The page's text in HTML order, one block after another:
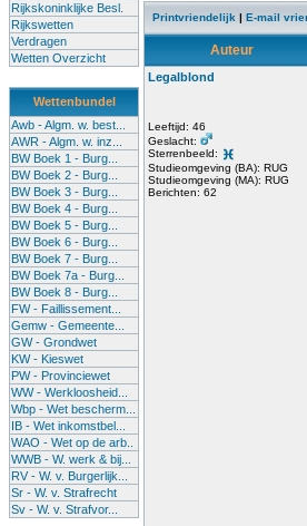
Rijkskoninklijke Besl.
Rijkswetten
Verdragen
Wetten Overzicht
Wettenbundel
Awb - Algm. w. best...
AWR - Algm. w. inz...
BW Boek 1 - Burg...
BW Boek 2 - Burg...
BW Boek 3 - Burg...
BW Boek 4 - Burg...
BW Boek 5 - Burg...
BW Boek 6 - Burg...
BW Boek 7 - Burg...
BW Boek 7a - Burg...
BW Boek 8 - Burg...
FW - Faillissement...
Gemw - Gemeente...
GW - Grondwet
KW - Kieswet
PW - Provinciewet
WW - Werkloosheid...
Wbp - Wet bescherm...
IB - Wet inkomstbel...
WAO - Wet op de arb..
WWB - W. werk & bij...
RV - W. v. Burgerlijk...
Sr - W. v. Strafrecht
Sv - W. v. Strafvor...
Printvriendelijk | E-mail
Auteur
Legalblond
Leeftijd: 46
Geslacht:
Sterrenbeeld:
Studieomgeving (BA): RUG
Studieomgeving (MA): RUG
Berichten: 62